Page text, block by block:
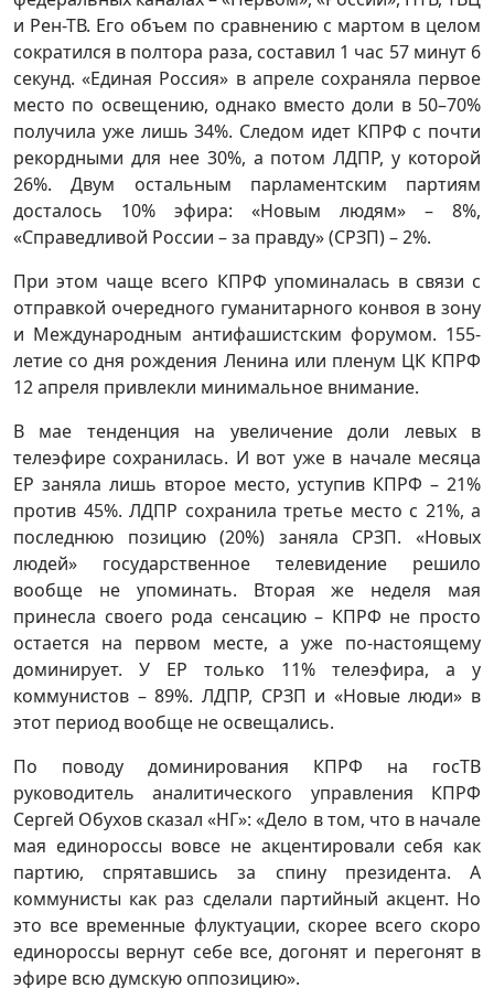
и Рен-ТВ. Его объем по сравнению с мартом в целом
сократился в полтора раза, составил 1 час 57 минут 6
секунд. «Единая Россия» в апреле сохраняла первое
место по освещению, однако вместо доли в 50–70%
получила уже лишь 34%. Следом идет КПРФ с почти
рекордными для нее 30%, а потом ЛДПР, у которой
26%. Двум остальным парламентским партиям
досталось 10% эфира: «Новым людям» – 8%,
«Справедливой России – за правду» (СРЗП) – 2%.
При этом чаще всего КПРФ упоминалась в связи с
отправкой очередного гуманитарного конвоя в зону
и Международным антифашистским форумом. 155-
летие со дня рождения Ленина или пленум ЦК КПРФ
12 апреля привлекли минимальное внимание.
В мае тенденция на увеличение доли левых в
телеэфире сохранилась. И вот уже в начале месяца
ЕР заняла лишь второе место, уступив КПРФ – 21%
против 45%. ЛДПР сохранила третье место с 21%, а
последнюю позицию (20%) заняла СРЗП. «Новых
людей» государственное телевидение решило
вообще не упоминать. Вторая же неделя мая
принесла своего рода сенсацию – КПРФ не просто
остается на первом месте, а уже по-настоящему
доминирует. У ЕР только 11% телеэфира, а у
коммунистов – 89%. ЛДПР, СРЗП и «Новые люди» в
этот период вообще не освещались.
По поводу доминирования КПРФ на госТВ
руководитель аналитического управления КПРФ
Сергей Обухов сказал «НГ»: «Дело в том, что в начале
мая единороссы вовсе не акцентировали себя как
партию, спрятавшись за спину президента. А
коммунисты как раз сделали партийный акцент. Но
это все временные флуктуации, скорее всего скоро
единороссы вернут себе все, догонят и перегонят в
эфире всю думскую оппозицию».